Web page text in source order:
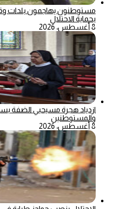
مستوطنون يهاجمون بلدات
بحماية الاحتلال
8 أغسطس، 2026
ازدياد هجرة مسيحيي الضفة
والمستوطنين
8 أغسطس، 2026